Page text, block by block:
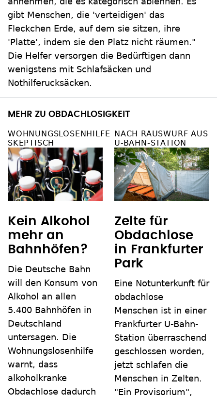
gibt Menschen, die 'verteidigen' das
Fleckchen Erde, auf dem sie sitzen, ihre
'Platte', indem sie den Platz nicht räumen."
Die Helfer versorgen die Bedürftigen dann
wenigstens mit Schlafsäcken und
Nothilferucksäcken.
MEHR ZU OBDACHLOSIGKEIT
WOHNUNGSLOSENHILFE
SKEPTISCH
Kein Alkohol
mehr an
Bahnhöfen?
Die Deutsche Bahn
will den Konsum von
Alkohol an allen
5.400 Bahnhöfen in
Deutschland
untersagen. Die
Wohnungslosenhilfe
warnt, dass
alkoholkranke
Obdachlose dadurch
NACH RAUSWURF AUS
U-BAHN-STATION
Zelte für
Obdachlose
in Frankfurter
Park
Eine Notunterkunft für
obdachlose
Menschen ist in einer
Frankfurter U-Bahn-
Station überraschend
geschlossen worden,
jetzt schlafen die
Menschen in Zelten.
"Ein Provisorium",